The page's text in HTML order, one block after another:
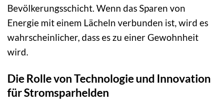
Bevölkerungsschicht. Wenn das Sparen von
Energie mit einem Lächeln verbunden ist, wird es
wahrscheinlicher, dass es zu einer Gewohnheit
wird.
Die Rolle von Technologie und Innovation
für Stromsparhelden